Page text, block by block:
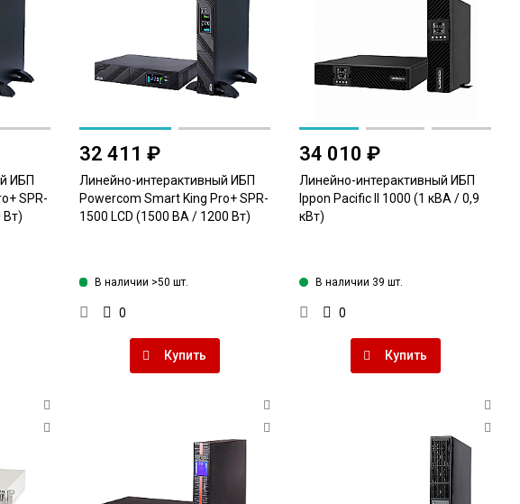
ИБП
SPR-
Вт)
32 411 ₽
Линейно-интерактивный ИБП
Powercom Smart King Pro+ SPR-
1500 LCD (1500 ВА / 1200 Вт)
В наличии >50 шт.
0
Купить
34 010 ₽
Линейно-интерактивный ИБП
Ippon Pacific II 1000 (1 кВА / 0,9
кВт)
В наличии 39 шт.
0
Купить